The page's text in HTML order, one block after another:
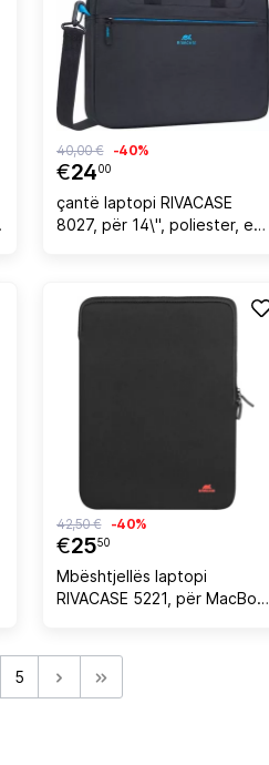
€2400
40,00 € -40%
çantë laptopi RIVACASE
8027, për 14\", poliester, e
€2550
42,50 € -40%
Mbështjellës laptopi
RIVACASE 5221, për MacBook
5